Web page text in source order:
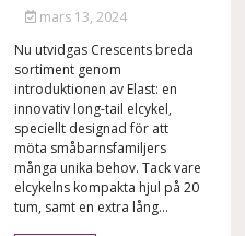
mars 13, 2024
Nu utvidgas Crescents breda
sortiment genom
introduktionen av Elast: en
innovativ long-tail elcykel,
speciellt designad för att
möta småbarnsfamiljers
många unika behov. Tack vare
elcykelns kompakta hjul på 20
tum, samt en extra lång...